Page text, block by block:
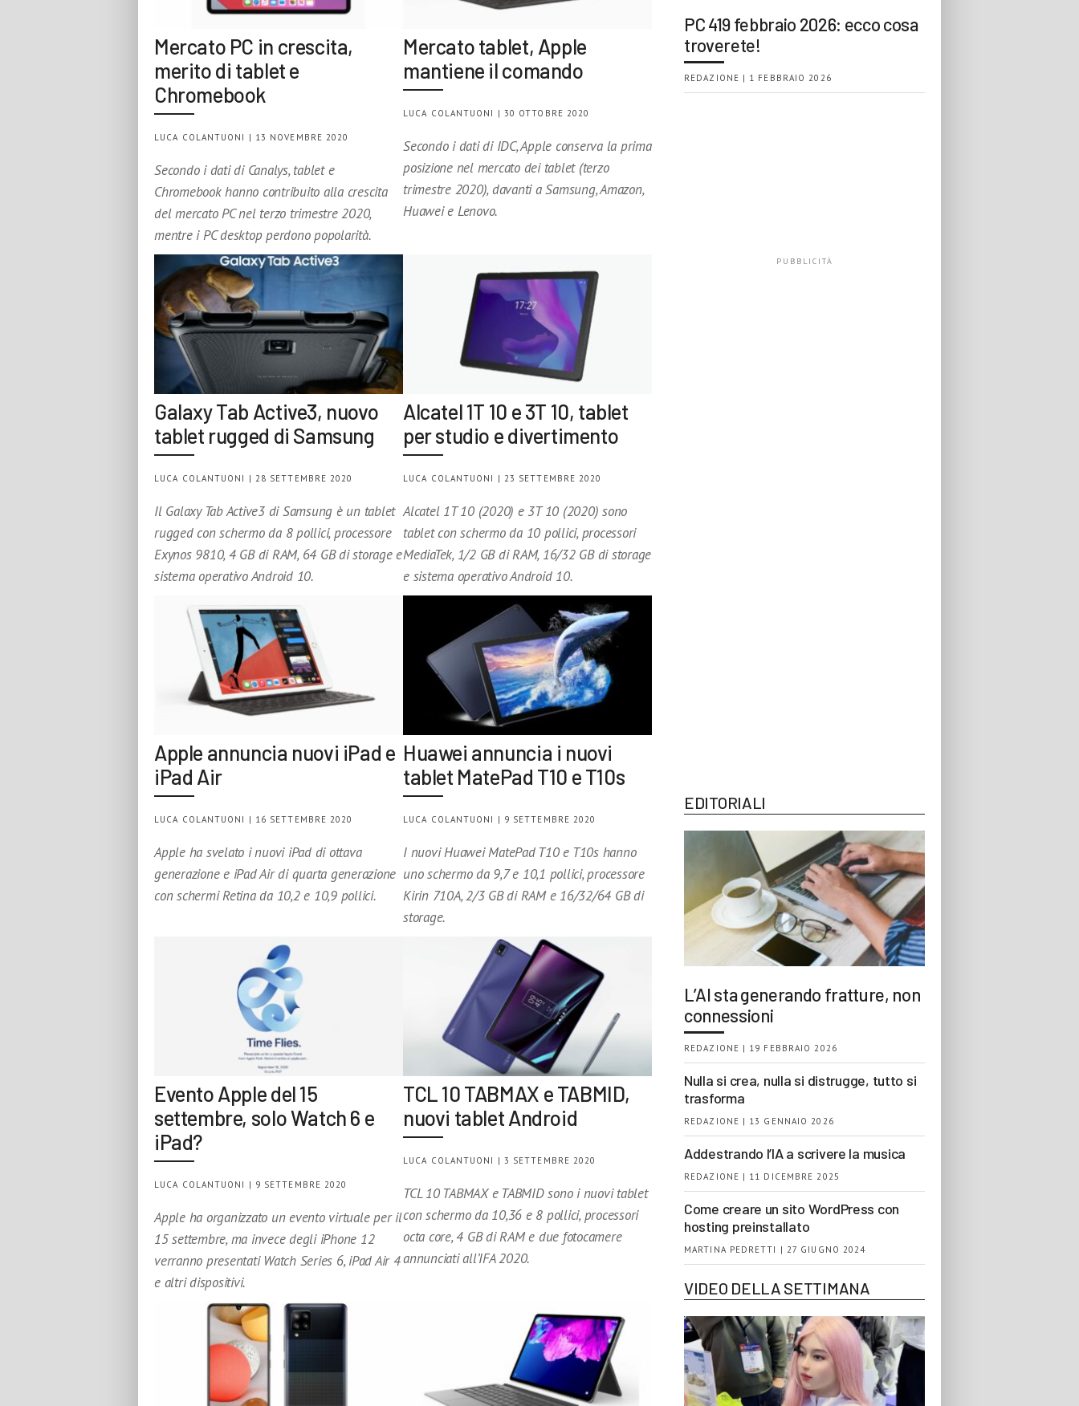
Mercato PC in crescita,
merito di tablet e
Chromebook
LUCA COLANTUONI | 13 NOVEMBRE 2020
Secondo i dati di Canalys, tablet e
Chromebook hanno contribuito alla crescita
del mercato PC nel terzo trimestre 2020,
mentre i PC desktop perdono popolarità.
Mercato tablet, Apple
mantiene il comando
LUCA COLANTUONI | 30 OTTOBRE 2020
Secondo i dati di IDC, Apple conserva la prima
posizione nel mercato dei tablet (terzo
trimestre 2020), davanti a Samsung, Amazon,
Huawei e Lenovo.
Galaxy Tab Active3, nuovo
tablet rugged di Samsung
LUCA COLANTUONI | 28 SETTEMBRE 2020
Il Galaxy Tab Active3 di Samsung è un tablet
rugged con schermo da 8 pollici, processore
Exynos 9810, 4 GB di RAM, 64 GB di storage e
sistema operativo Android 10.
Alcatel 1T 10 e 3T 10, tablet
per studio e divertimento
LUCA COLANTUONI | 23 SETTEMBRE 2020
Alcatel 1T 10 (2020) e 3T 10 (2020) sono
tablet con schermo da 10 pollici, processori
MediaTek, 1/2 GB di RAM, 16/32 GB di storage
e sistema operativo Android 10.
Apple annuncia nuovi iPad e
iPad Air
LUCA COLANTUONI | 16 SETTEMBRE 2020
Apple ha svelato i nuovi iPad di ottava
generazione e iPad Air di quarta generazione
con schermi Retina da 10,2 e 10,9 pollici.
Huawei annuncia i nuovi
tablet MatePad T10 e T10s
LUCA COLANTUONI | 9 SETTEMBRE 2020
I nuovi Huawei MatePad T10 e T10s hanno
uno schermo da 9,7 e 10,1 pollici, processore
Kirin 710A, 2/3 GB di RAM e 16/32/64 GB di
storage.
Evento Apple del 15
settembre, solo Watch 6 e
iPad?
LUCA COLANTUONI | 9 SETTEMBRE 2020
Apple ha organizzato un evento virtuale per il
15 settembre, ma invece degli iPhone 12
verranno presentati Watch Series 6, iPad Air 4
e altri dispositivi.
TCL 10 TABMAX e TABMID,
nuovi tablet Android
LUCA COLANTUONI | 3 SETTEMBRE 2020
TCL 10 TABMAX e TABMID sono i nuovi tablet
con schermo da 10,36 e 8 pollici, processori
octa core, 4 GB di RAM e due fotocamere
annunciati all’IFA 2020.
PC 419 febbraio 2026: ecco cosa
troverete!
REDAZIONE | 1 FEBBRAIO 2026
EDITORIALI
L’AI sta generando fratture, non
connessioni
REDAZIONE | 19 FEBBRAIO 2026
Nulla si crea, nulla si distrugge, tutto si
trasforma
REDAZIONE | 13 GENNAIO 2026
Addestrando l’IA a scrivere la musica
REDAZIONE | 11 DICEMBRE 2025
Come creare un sito WordPress con
hosting preinstallato
MARTINA PEDRETTI | 27 GIUGNO 2024
VIDEO DELLA SETTIMANA